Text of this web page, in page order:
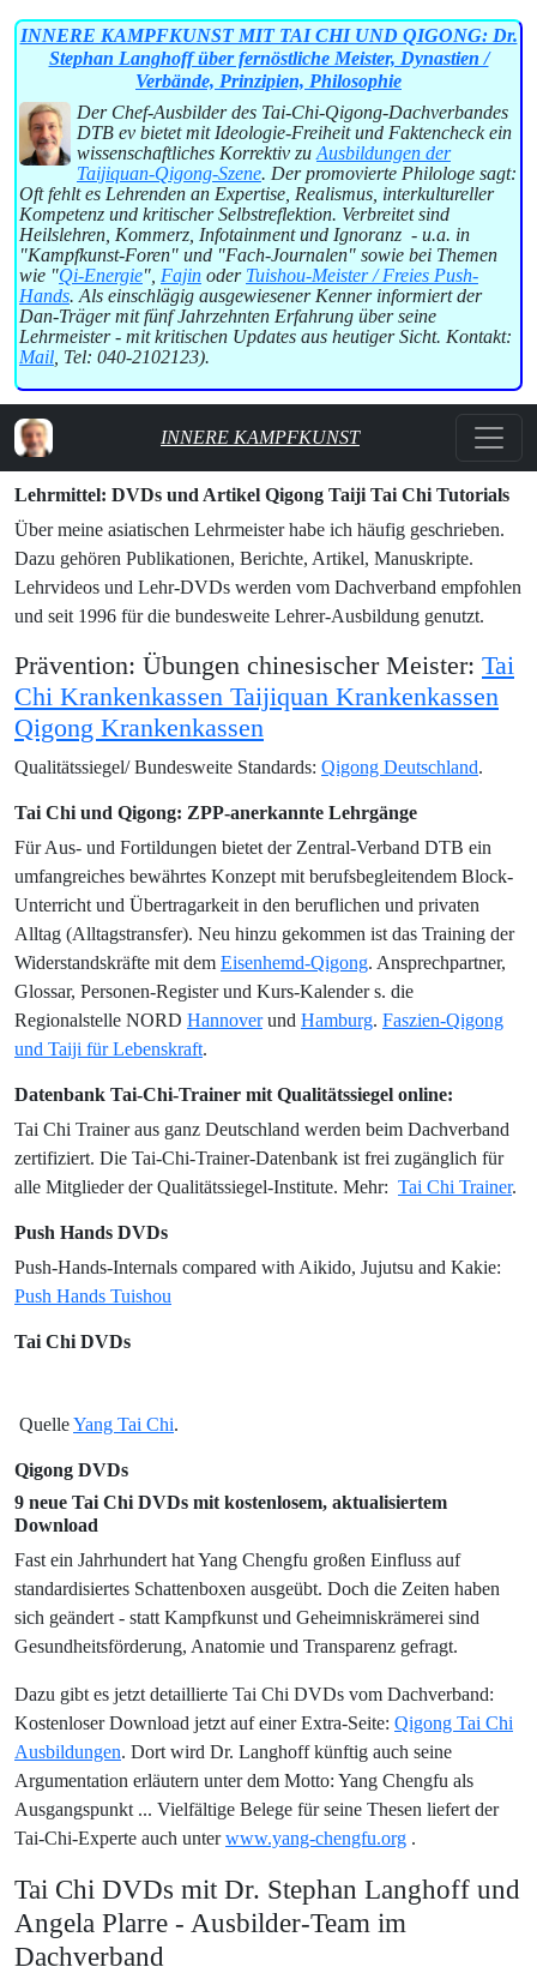
INNERE KAMPFKUNST MIT TAI CHI UND QIGONG: Dr.
Stephan Langhoff über fernöstliche Meister, Dynastien /
Verbände, Prinzipien, Philosophie
Der Chef-Ausbilder des Tai-Chi-Qigong-Dachverbandes
DTB ev bietet mit Ideologie-Freiheit und Faktencheck ein
wissenschaftliches Korrektiv zu Ausbildungen der
Taijiquan-Qigong-Szene. Der promovierte Philologe sagt:
Oft fehlt es Lehrenden an Expertise, Realismus, interkultureller
Kompetenz und kritischer Selbstreflektion. Verbreitet sind
Heilslehren, Kommerz, Infotainment und Ignoranz - u.a. in
"Kampfkunst-Foren" und "Fach-Journalen" sowie bei Themen
wie "Qi-Energie", Fajin oder Tuishou-Meister / Freies Push-
Hands. Als einschlägig ausgewiesener Kenner informiert der
Dan-Träger mit fünf Jahrzehnten Erfahrung über seine
Lehrmeister - mit kritischen Updates aus heutiger Sicht. Kontakt:
Mail , Tel: 040-2102123).
INNERE KAMPFKUNST
Lehrmittel: DVDs und Artikel Qigong Taiji Tai Chi Tutorials
Über meine asiatischen Lehrmeister habe ich häufig geschrieben.
Dazu gehören Publikationen, Berichte, Artikel, Manuskripte.
Lehrvideos und Lehr-DVDs werden vom Dachverband empfohlen
und seit 1996 für die bundesweite Lehrer-Ausbildung genutzt.
Prävention: Übungen chinesischer Meister: Tai
Chi Krankenkassen Taijiquan Krankenkassen
Qigong Krankenkassen
Qualitätssiegel/ Bundesweite Standards: Qigong Deutschland.
Tai Chi und Qigong: ZPP-anerkannte Lehrgänge
Für Aus- und Fortildungen bietet der Zentral-Verband DTB ein
umfangreiches bewährtes Konzept mit berufsbegleitendem Block-
Unterricht und Übertragarkeit in den beruflichen und privaten
Alltag (Alltagstransfer). Neu hinzu gekommen ist das Training der
Widerstandskräfte mit dem Eisenhemd-Qigong. Ansprechpartner,
Glossar, Personen-Register und Kurs-Kalender s. die
Regionalstelle NORD Hannoverund Hamburg. Faszien-Qigong
und Taiji für Lebenskraft.
Datenbank Tai-Chi-Trainer mit Qualitätssiegel online:
Tai Chi Trainer aus ganz Deutschland werden beim Dachverband
zertifiziert. Die Tai-Chi-Trainer-Datenbank ist frei zugänglich für
alle Mitglieder der Qualitätssiegel-Institute. Mehr: Tai Chi Trainer.
Push Hands DVDs
Push-Hands-Internals compared with Aikido, Jujutsu and Kakie:
Push Hands Tuishou
Tai Chi DVDs
QuelleYang Tai Chi.
Qigong DVDs
9 neue Tai Chi DVDs mit kostenlosem, aktualisiertem
Download
Fast ein Jahrhundert hat Yang Chengfu großen Einfluss auf
standardisiertes Schattenboxen ausgeübt. Doch die Zeiten haben
sich geändert - statt Kampfkunst und Geheimniskrämerei sind
Gesundheitsförderung, Anatomie und Transparenz gefragt.
Dazu gibt es jetzt detaillierte Tai Chi DVDs vom Dachverband:
Kostenloser Download jetzt auf einer Extra-Seite: Qigong Tai Chi
Ausbildungen. Dort wird Dr. Langhoff künftig auch seine
Argumentation erläutern unter dem Motto: Yang Chengfu als
Ausgangspunkt ... Vielfältige Belege für seine Thesen liefert der
Tai-Chi-Experte auch unterwww.yang-chengfu.org .
Tai Chi DVDs mit Dr. Stephan Langhoff und
Angela Plarre - Ausbilder-Team im
Dachverband